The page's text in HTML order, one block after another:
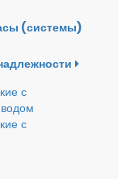
(системы)
с
с